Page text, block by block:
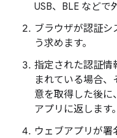
USB、BLE などで
ブラウザが認証シ
う求めます。
指定された認証情
まれている場合
意を取得した後に
アプリに返します。
ウェブアプリが